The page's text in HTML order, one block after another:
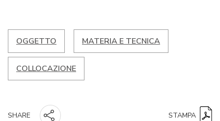
OGGETTO MATERIA E TECNICA
COLLOCAZIONE
SHARE STAMPA